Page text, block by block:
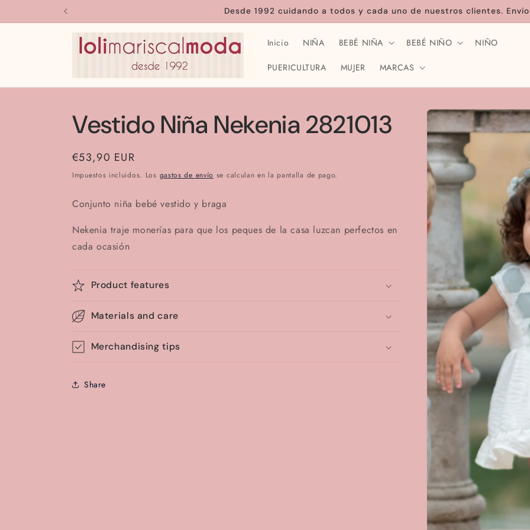
al contenido
Desde 1992 cuidando a todos y cada uno de nuestros clientes.
Inicio NIÑA BEBÉ NIÑA BEBÉ NIÑO NIÑO
PUERICULTURA MUJER MARCAS
directamente
a la
información
del producto
Vestido Niña Nekenia 2821013
Precio
habitual
€53,90 EUR
Impuestos incluidos. Los gastos de envío se calculan en la pantalla de pago.
Conjunto niña bebé vestido y braga
Nekenia traje monerías para que los peques de la casa luzcan perfectos en
cada ocasión
Product features
Materials and care
Merchandising tips
Share